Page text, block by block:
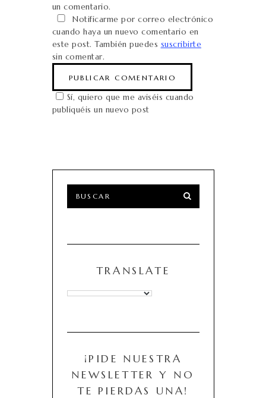
un comentario.
Notificarme por correo electrónico
cuando haya un nuevo comentario en
este post. También puedes suscribirte
sin comentar.
Sí, quiero que me aviséis cuando
publiquéis un nuevo post
TRANSLATE
¡PIDE NUESTRA
NEWSLETTER Y NO
TE PIERDAS UNA!